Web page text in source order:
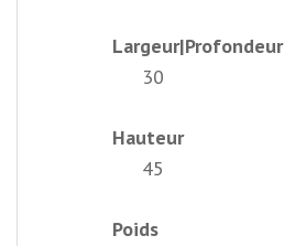
Largeur|Profondeur
30
Hauteur
45
Poids